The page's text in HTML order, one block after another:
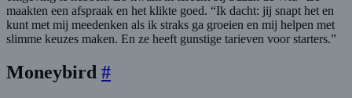
maakten een afspraak en het klikte goed. “Ik dacht: jij snapt het en
kunt met mij meedenken als ik straks ga groeien en mij helpen met
slimme keuzes maken. En ze heeft gunstige tarieven voor starters.”
Moneybird #